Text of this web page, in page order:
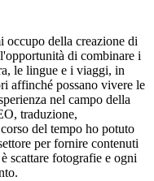
occupo della creazione di
di combinare i
le lingue e i viaggi, in
affinché possano vivere le
nel campo della
traduzione,
del tempo ho potuto
per fornire contenuti
scattare fotografie e ogni